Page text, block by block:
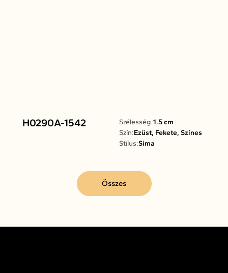
H0290A-1542 Szélesség:1.5 cm
Szín:Ezüst, Fekete, Színes
Stílus:Sima
Összes